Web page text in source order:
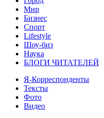
Мир
Бизнес
Спорт
Lifestyle
Шоу-биз
Наука
БЛОГИ ЧИТАТЕЛЕЙ
Я-Корреспонденты
Тексты
Фото
Видео